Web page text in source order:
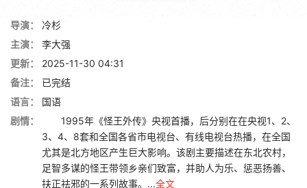
导演：
冷杉
主演：
李大强
更新：
2025-11-30 04:31
备注：
已完结
语言：
国语
剧情：
1995年《怪王外传》央视首播，后分别在在央视1、2、
3、4、8套和全国各省市电视台、有线电视台热播，在全国
尤其是北方地区产生巨大影响。该剧主要描述在东北农村，
足智多谋的怪王带领乡亲们致富，并助人为乐、惩恶扬善、
扶正祛邪的一系列故事。...全文